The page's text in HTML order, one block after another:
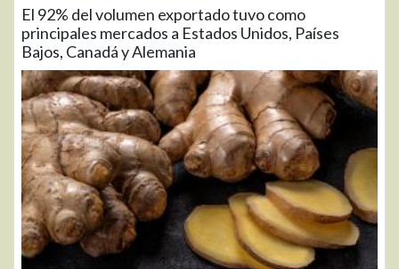
El 92% del volumen exportado tuvo como
principales mercados a Estados Unidos, Países
Bajos, Canadá y Alemania